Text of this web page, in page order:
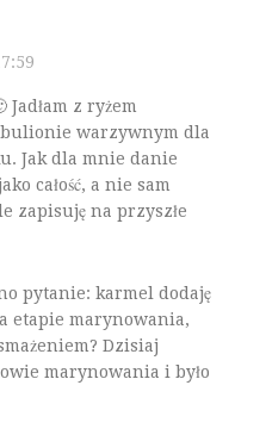
Jadłam z ryżem
warzywnym dla
Jak dla mnie danie
całość, a nie sam
zapisuję na przyszłe
pytanie: karmel dodaję
etapie marynowania,
Dzisiaj
marynowania i było